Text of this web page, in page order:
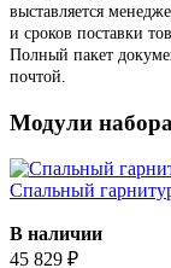
выставляется
и сроков поставки
Полный пакет
почтой.
Модули набора
Спальный
В наличии
45 829 ₽